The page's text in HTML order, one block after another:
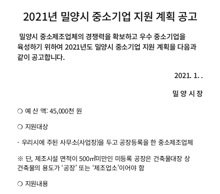
2021년 밀양시 중소기업 지원 계획 공고
밀양시 중소제조업체의 경쟁력을 확보하고 우수 중소기업을
육성하기 위하여 2021년도 밀양시 중소기업 지원 계획을 다음과
같이 공고합니다.
2021. 1. .
밀 양 시 장
❍ 예 산 액: 45,000천 원
❍ 지원대상
- 우리시에 주된 사무소(사업장)을 두고 공장등록을 한 중소제조업체
※ 단, 제조시설 면적이 500㎡미만인 미등록 공장은 건축물대장 상
건축물의 용도가 ‘공장’ 또는 ‘제조업소’이어야 함
❍ 지원내용